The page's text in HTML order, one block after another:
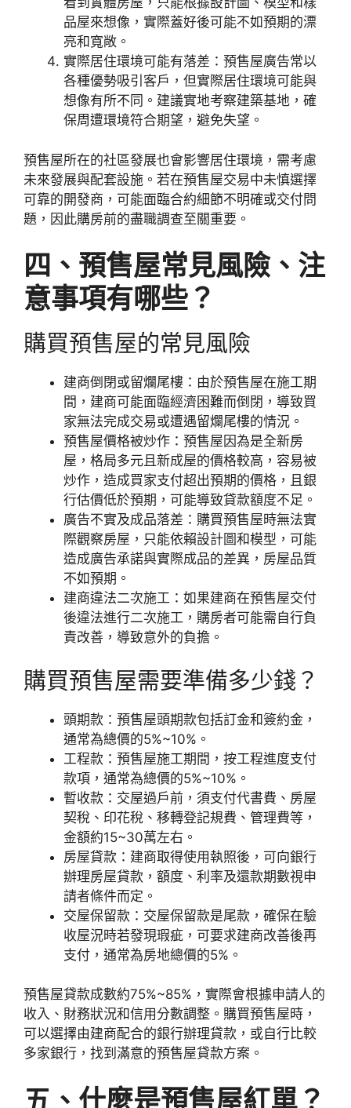
品屋來想像，實際蓋好後可能不如預期的漂
亮和寬敞。
實際居住環境可能有落差：預售屋廣告常以
各種優勢吸引客戶，但實際居住環境可能與
想像有所不同。建議實地考察建築基地，確
保周遭環境符合期望，避免失望。
預售屋所在的社區發展也會影響居住環境，需考慮
未來發展與配套設施。若在預售屋交易中未慎選擇
可靠的開發商，可能面臨合約細節不明確或交付問
題，因此購房前的盡職調查至關重要。
四、預售屋常見風險、注
意事項有哪些？
購買預售屋的常見風險
建商倒閉或留爛尾樓：由於預售屋在施工期
間，建商可能面臨經濟困難而倒閉，導致買
家無法完成交易或遭遇留爛尾樓的情況。
預售屋價格被炒作：預售屋因為是全新房
屋，格局多元且新成屋的價格較高，容易被
炒作，造成買家支付超出預期的價格，且銀
行估價低於預期，可能導致貸款額度不足。
廣告不實及成品落差：購買預售屋時無法實
際觀察房屋，只能依賴設計圖和模型，可能
造成廣告承諾與實際成品的差異，房屋品質
不如預期。
建商違法二次施工：如果建商在預售屋交付
後違法進行二次施工，購房者可能需自行負
責改善，導致意外的負擔。
購買預售屋需要準備多少錢？
頭期款：預售屋頭期款包括訂金和簽約金，
通常為總價的5%~10%。
工程款：預售屋施工期間，按工程進度支付
款項，通常為總價的5%~10%。
暫收款：交屋過戶前，須支付代書費、房屋
契稅、印花稅、移轉登記規費、管理費等，
金額約15~30萬左右。
房屋貸款：建商取得使用執照後，可向銀行
辦理房屋貸款，額度、利率及還款期數視申
請者條件而定。
交屋保留款：交屋保留款是尾款，確保在驗
收屋況時若發現瑕疵，可要求建商改善後再
支付，通常為房地總價的5%。
預售屋貸款成數約75%~85%，實際會根據申請人的
收入、財務狀況和信用分數調整。購買預售屋時，
可以選擇由建商配合的銀行辦理貸款，或自行比較
多家銀行，找到滿意的預售屋貸款方案。
五、什麼是預售屋紅單？